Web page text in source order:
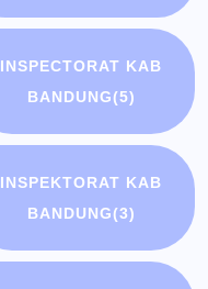
INSPECTORAT KAB
BANDUNG(5)
INSPEKTORAT KAB
BANDUNG(3)